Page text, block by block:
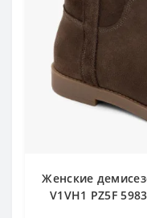
Женские
V1VH1 PZ5F